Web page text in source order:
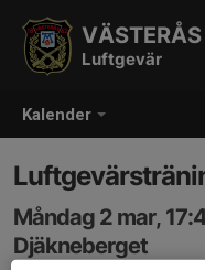
Kalender
Luftgevär
Måndag 2 mar,
Djäkneberget